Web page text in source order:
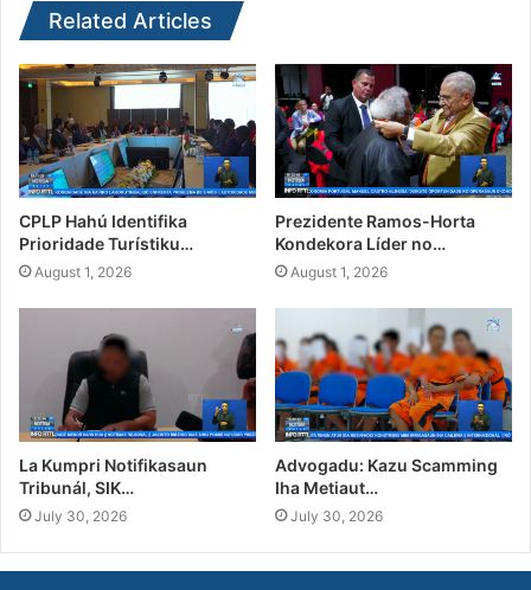
Related Articles
CPLP Hahú Identifika
Prioridade Turístiku…
August 1, 2026
Prezidente Ramos-Horta
Kondekora Líder no…
August 1, 2026
La Kumpri Notifikasaun
Tribunál, SIK…
July 30, 2026
Advogadu: Kazu Scamming
Iha Metiaut…
July 30, 2026